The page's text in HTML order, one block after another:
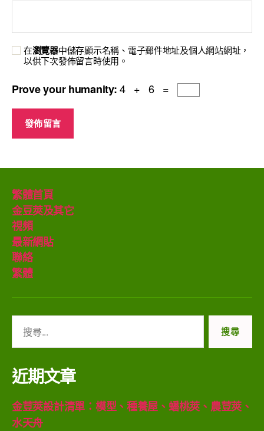
在瀏覽器中儲存顯示名稱、電子郵件地址及個人網站網址，
以供下次發佈留言時使用。
Prove your humanity:4 + 6 =
繁體首頁
金豆莢及其它
視頻
最新網貼
聯絡
繁體
關
鍵
字:
近期文章
金荳莢設計清單：模型、種養屋、蟠桃莢、農荳莢、
水天舟